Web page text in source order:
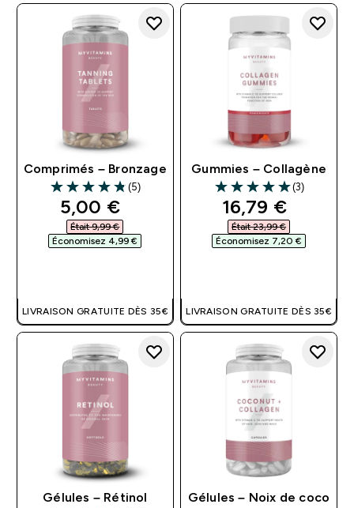
Comprimés – Bronzage
4.8 out of 5 stars
(5)
discounted price
5,00 €‎
Était 9,99 €‎
Économisez 4,99 €‎
LIVRAISON GRATUITE DÈS 35€
Gummies – Collagène
5 out of 5 stars
(3)
discounted
16,79 €‎
Était 23,99 €‎
Économisez 7,20 €‎
LIVRAISON GRATUITE DÈS 35€
Gélules – Rétinol
Gélules – Noix de coco